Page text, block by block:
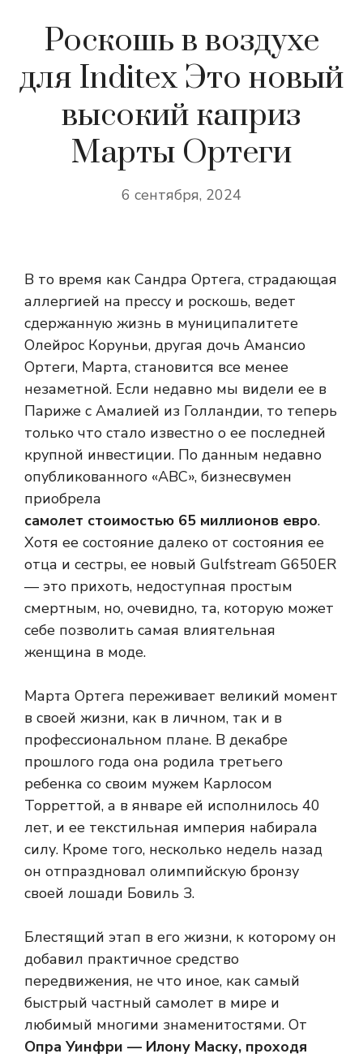
Роскошь в воздухе
для Inditex Это новый
высокий каприз
Марты Ортеги
6 сентября, 2024
В то время как Сандра Ортега, страдающая
аллергией на прессу и роскошь, ведет
сдержанную жизнь в муниципалитете
Олейрос Коруньи, другая дочь Амансио
Ортеги, Марта, становится все менее
незаметной. Если недавно мы видели ее в
Париже с Амалией из Голландии, то теперь
только что стало известно о ее последней
крупной инвестиции. По данным недавно
опубликованного «ABC», бизнесвумен
приобрела
самолет стоимостью 65 миллионов евро.
Хотя ее состояние далеко от состояния ее
отца и сестры, ее новый Gulfstream G650ER
— это прихоть, недоступная простым
смертным, но, очевидно, та, которую может
себе позволить самая влиятельная
женщина в моде.
Марта Ортега переживает великий момент
в своей жизни, как в личном, так и в
профессиональном плане. В декабре
прошлого года она родила третьего
ребенка со своим мужем Карлосом
Торреттой, а в январе ей исполнилось 40
лет, и ее текстильная империя набирала
силу. Кроме того, несколько недель назад
он отпраздновал олимпийскую бронзу
своей лошади Бовиль З.
Блестящий этап в его жизни, к которому он
добавил практичное средство
передвижения, не что иное, как самый
быстрый частный самолет в мире и
любимый многими знаменитостями. От
Опра Уинфри — Илону Маску, проходя